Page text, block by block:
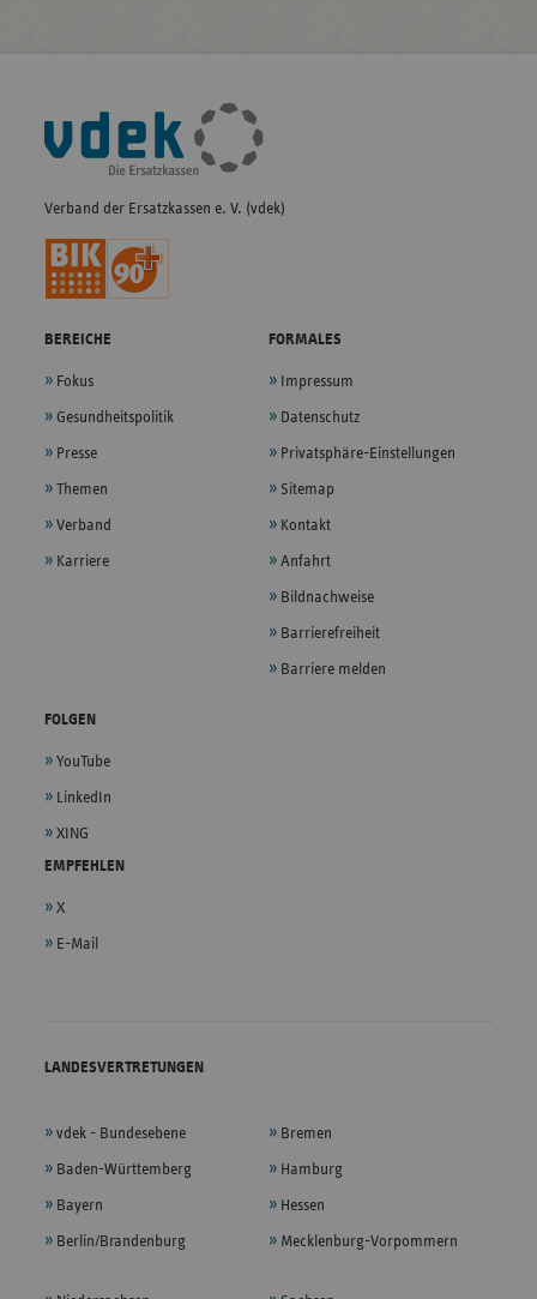
Fußleisten-
Navigation
Verband der Ersatzkassen e. V. (vdek)
BEREICHE
Fokus
Gesundheitspolitik
Presse
Themen
Verband
Karriere
FORMALES
Impressum
Datenschutz
Privatsphäre-Einstellungen
Sitemap
Kontakt
Anfahrt
Bildnachweise
Barrierefreiheit
Barriere melden
FOLGEN
YouTube
LinkedIn
XING
EMPFEHLEN
X
E-Mail
LANDESVERTRETUNGEN
vdek - Bundesebene
Baden-Württemberg
Bayern
Berlin/Brandenburg
Bremen
Hamburg
Hessen
Mecklenburg-Vorpommern